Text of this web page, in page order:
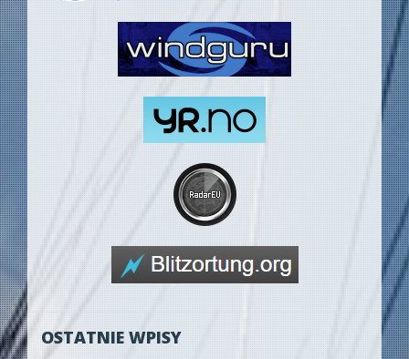
OSTATNIE WPISY